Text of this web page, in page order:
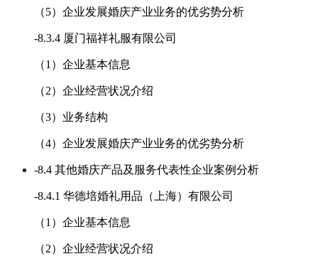
（5）企业发展婚庆产业业务的优劣势分析
-8.3.4 厦门福祥礼服有限公司
（1）企业基本信息
（2）企业经营状况介绍
（3）业务结构
（4）企业发展婚庆产业业务的优劣势分析
-8.4 其他婚庆产品及服务代表性企业案例分析
-8.4.1 华德培婚礼用品（上海）有限公司
（1）企业基本信息
（2）企业经营状况介绍